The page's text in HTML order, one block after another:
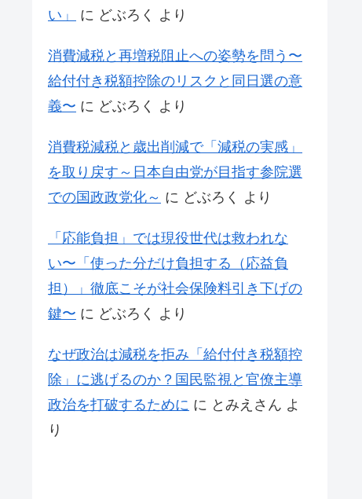
い」
に どぶろく より
消費減税と再増税阻止への姿勢を問う〜
給付付き税額控除のリスクと同日選の意
義〜 に どぶろく より
消費税減税と歳出削減で「減税の実感」
を取り戻す～日本自由党が目指す参院選
での国政政党化～ に どぶろく より
「応能負担」では現役世代は救われな
い〜「使った分だけ負担する（応益負
担）」徹底こそが社会保険料引き下げの
鍵〜 に どぶろく より
なぜ政治は減税を拒み「給付付き税額控
除」に逃げるのか？国民監視と官僚主導
政治を打破するために に とみえさん よ
り